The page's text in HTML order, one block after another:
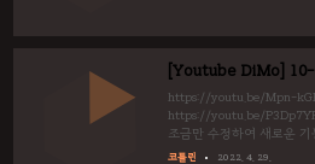
스코프 fun main() { val x
println(a) x.p() // 패키지
[Youtube DiMo] 10-
https://youtu.be/Mpn-
https://youtu.be/
조금만 수정하여 새로운 기
법 : 1. 상속가능 키워드
코틀린 2022. 4. 29.